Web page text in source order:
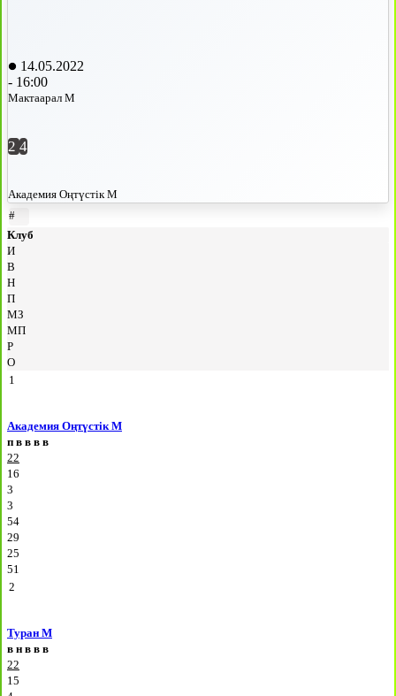
14.05.2022
- 16:00
Мактаарал М
2 4
Академия Оңтүстік М
#
Клуб
И
В
Н
П
МЗ
МП
Р
О
1
Академия Оңтүстік М
п в в в в
22
16
3
3
54
29
25
51
2
Туран М
в н в в в
22
15